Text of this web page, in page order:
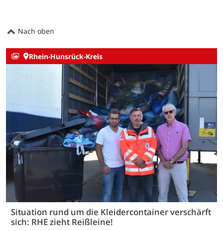
Nach oben
Rhein-Hunsrück-Kreis
Situation rund um die Kleidercontainer verschärft
sich: RHE zieht Reißleine!